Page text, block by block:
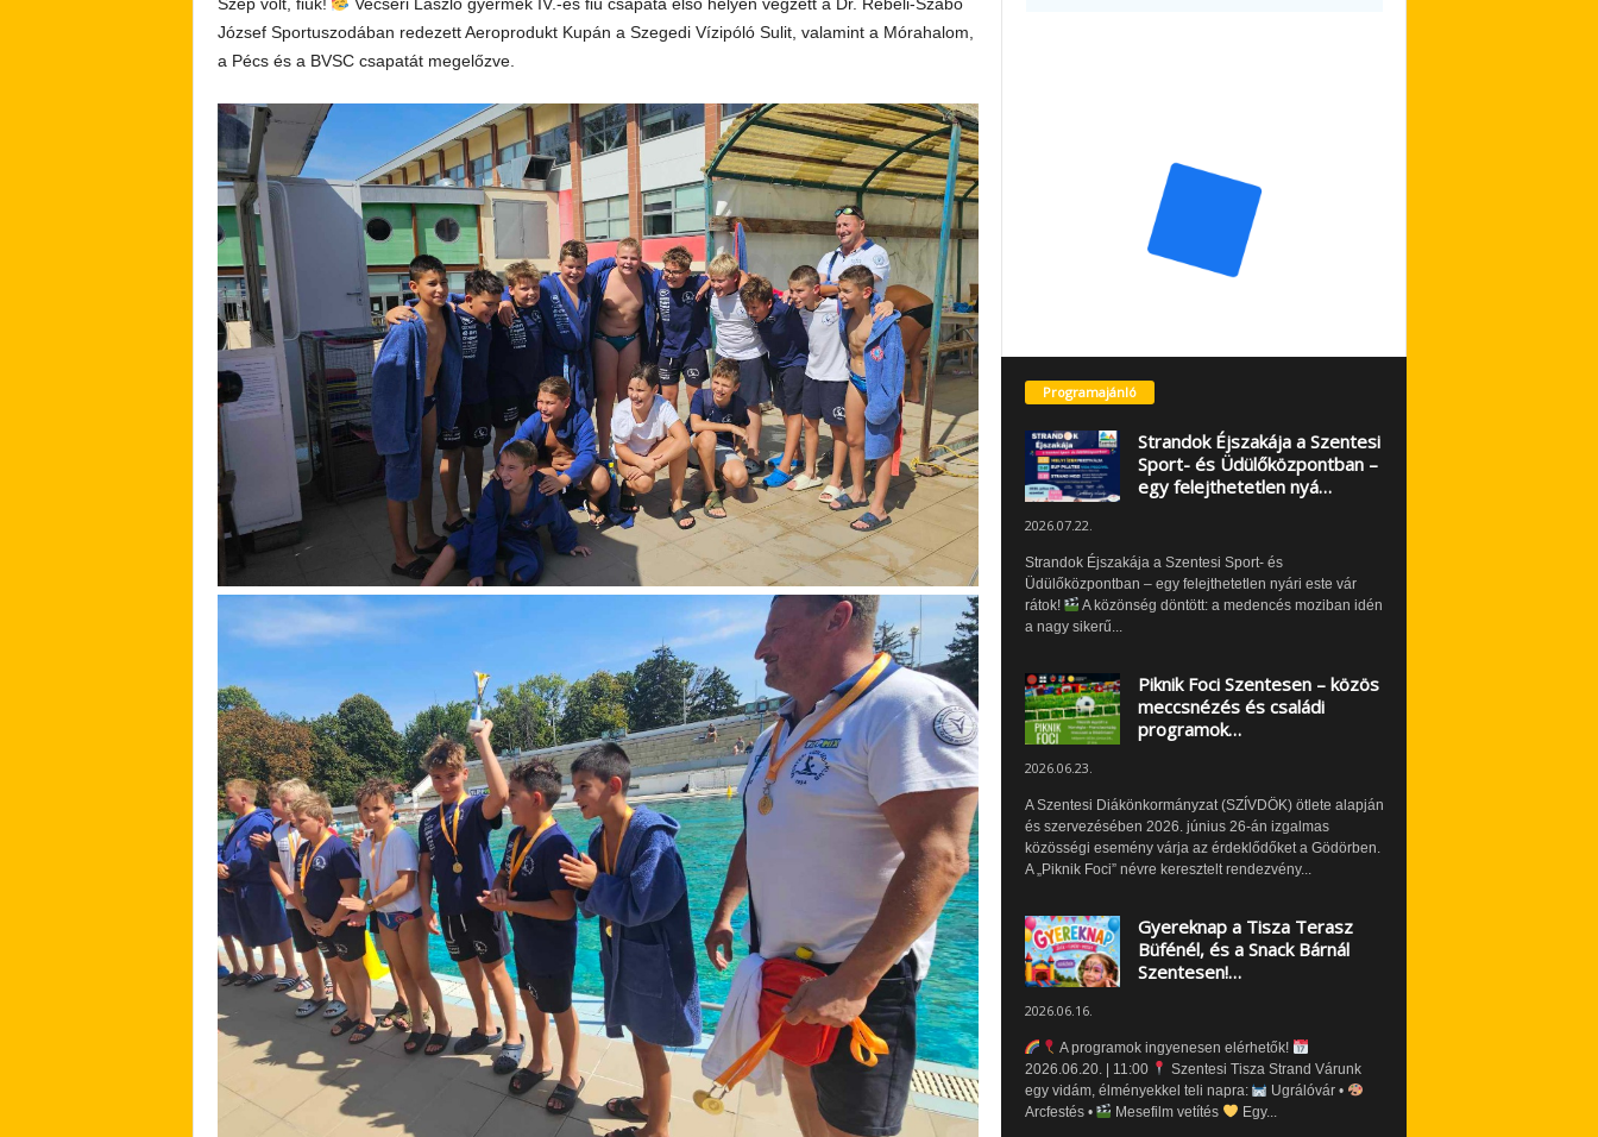
József Sportuszodában redezett Aeroprodukt Kupán a Szegedi Vízipóló Sulit, valamint a Mórahalom,
a Pécs és a BVSC csapatát megelőzve.
Programajánló
Strandok Éjszakája a Szentesi
Sport- és Üdülőközpontban –
egy felejthetetlen nyá…
2026.07.22.
Strandok Éjszakája a Szentesi Sport- és
Üdülőközpontban – egy felejthetetlen nyári este vár
rátok!
A közönség döntött: a medencés moziban idén
a nagy sikerű...
Piknik Foci Szentesen – közös
meccsnézés és családi
programok…
2026.06.23.
A Szentesi Diákönkormányzat (SZÍVDÖK) ötlete alapján
és szervezésében 2026. június 26-án izgalmas
közösségi esemény várja az érdeklődőket a Gödörben.
A „Piknik Foci” névre keresztelt rendezvény...
Gyereknap a Tisza Terasz
Büfénél, és a Snack Bárnál
Szentesen!…
2026.06.16.
A programok ingyenesen elérhetők!
2026.06.20. | 11:00
Szentesi Tisza Strand Várunk
egy vidám, élményekkel teli napra:
Ugrálóvár •
Arcfestés •
Mesefilm vetítés Egy...